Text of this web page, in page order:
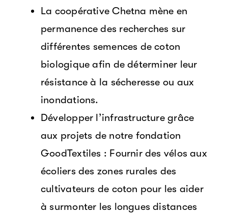
La coopérative Chetna mène en
permanence des recherches sur
différentes semences de coton
biologique afin de déterminer leur
résistance à la sécheresse ou aux
inondations.
Développer l’infrastructure grâce
aux projets de notre fondation
GoodTextiles : Fournir des vélos aux
écoliers des zones rurales des
cultivateurs de coton pour les aider
à surmonter les longues distances